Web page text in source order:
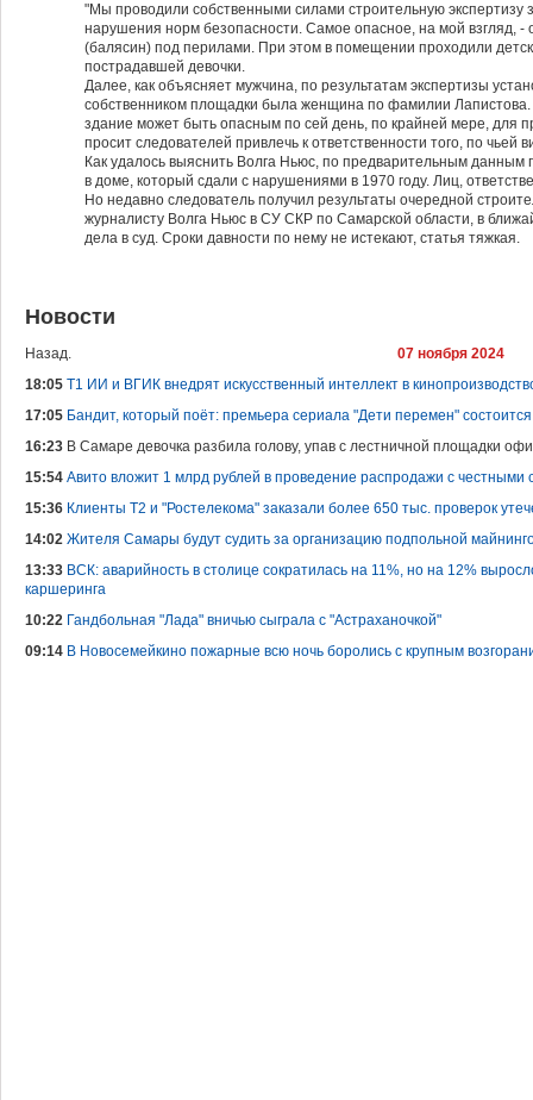
"Мы проводили собственными силами строительную
нарушения норм безопасности. Самое опасное, на мой взгляд, -
(балясин) под перилами. При этом в помещении проходили
пострадавшей девочки.
Далее, как объясняет мужчина, по результатам экспертизы
собственником площадки была женщина по фамилии Лапистова.
здание может быть опасным по сей день, по крайней мере, для
просит следователей привлечь к ответственности того, по чьей
Как удалось выяснить Волга Ньюс, по предварительным
в доме, который сдали с нарушениями в 1970 году. Лиц,
Но недавно следователь получил результаты очередной
журналисту Волга Ньюс в СУ СКР по Самарской области, в
дела в суд. Сроки давности по нему не истекают, статья тяжкая.
Новости
Назад.
07 ноября 2024
18:05 Т1 ИИ и ВГИК внедрят искусственный интеллект в
17:05 Бандит, который поёт: премьера сериала "Дети перемен"
16:23 В Самаре девочка разбила голову, упав с лестничной площадки
15:54 Авито вложит 1 млрд рублей в проведение распродажи с честными
15:36 Клиенты Т2 и "Ростелекома" заказали более 650 тыс. проверок
14:02 Жителя Самары будут судить за организацию подпольной
13:33 ВСК: аварийность в столице сократилась на 11%, но на 12%
каршеринга
10:22 Гандбольная "Лада" вничью сыграла с "Астраханочкой"
09:14 В Новосемейкино пожарные всю ночь боролись с крупным